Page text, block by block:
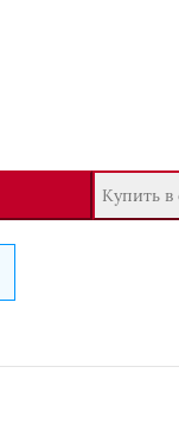
Купить